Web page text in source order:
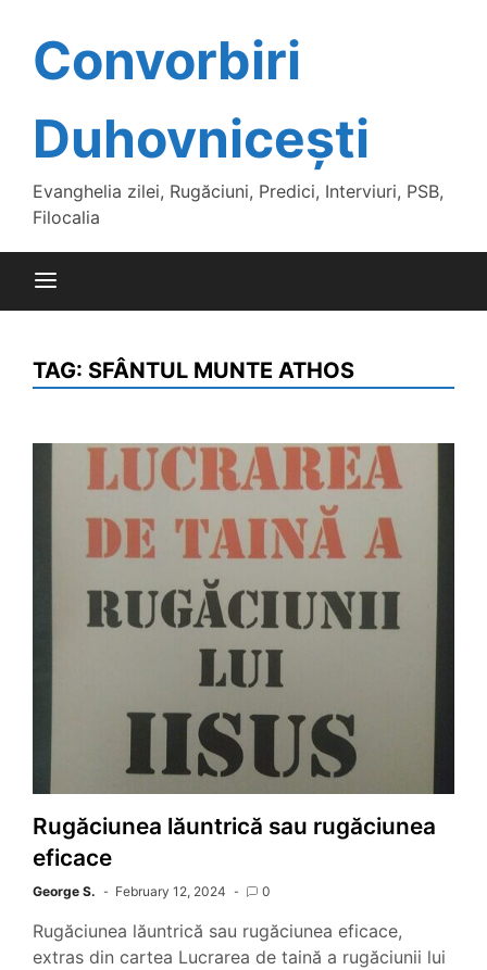
contentConvorbiri
Duhovnicești
Evanghelia zilei, Rugăciuni, Predici, Interviuri, PSB,
Filocalia
TAG: SFÂNTUL MUNTE ATHOS
Rugăciunea lăuntrică sau rugăciunea
eficace
George S. February 12, 2024 0
Rugăciunea lăuntrică sau rugăciunea eficace,
extras din cartea Lucrarea de taină a rugăciunii lui